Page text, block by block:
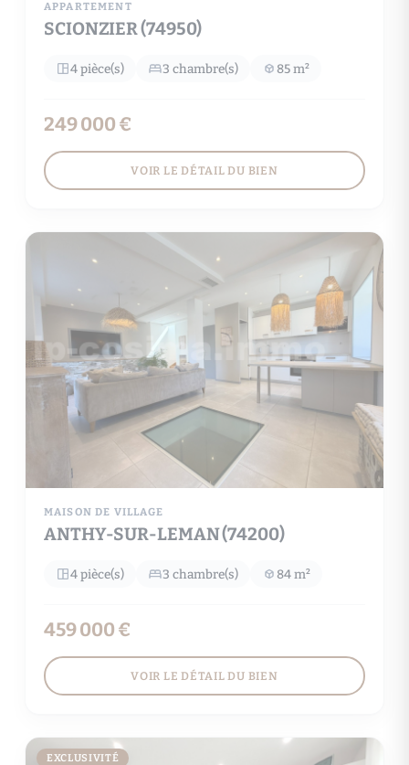
APPARTEMENT
SCIONZIER (74950)
4 pièce(s) 3 chambre(s) 85 m²
249 000 €
VOIR LE DÉTAIL DU BIEN
MAISON DE VILLAGE
ANTHY-SUR-LEMAN (74200)
4 pièce(s) 3 chambre(s) 84 m²
459 000 €
VOIR LE DÉTAIL DU BIEN
EXCLUSIVITÉ